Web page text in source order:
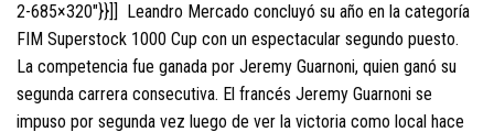
2-685×320″}}]] Leandro Mercado concluyó su año en la categoría
FIM Superstock 1000 Cup con un espectacular segundo puesto.
La competencia fue ganada por Jeremy Guarnoni, quien ganó su
segunda carrera consecutiva. El francés Jeremy Guarnoni se
impuso por segunda vez luego de ver la victoria como local hace